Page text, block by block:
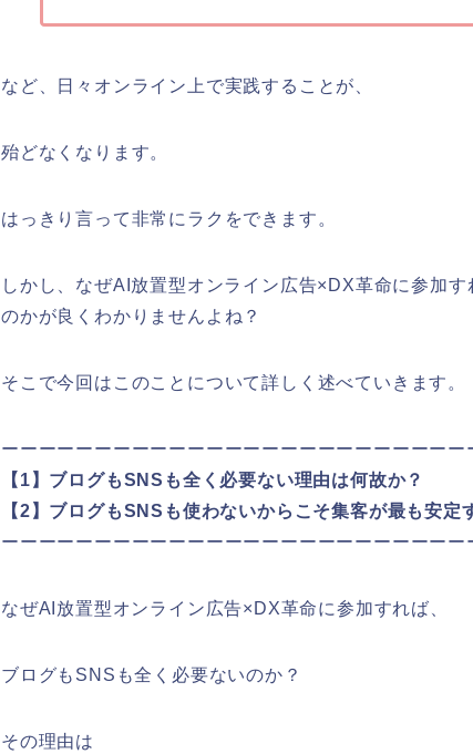
など、日々オンライン上で実践することが、
殆どなくなります。
はっきり言って非常にラクをできます。
しかし、なぜAI放置型オンライン広告×DX革命に参加
のかが良くわかりませんよね？
そこで今回はこのことについて詳しく述べていきます。
ーーーーーーーーーーーーーーーーーーーーーーーーー
【1】ブログもSNSも全く必要ない理由は何故か？
【2】ブログもSNSも使わないからこそ集客が最も安定
ーーーーーーーーーーーーーーーーーーーーーーーーー
なぜAI放置型オンライン広告×DX革命に参加すれば、
ブログもSNSも全く必要ないのか？
その理由は